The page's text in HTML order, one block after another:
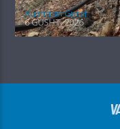
Kushtrim Guraj
6 GUSHT, 2026